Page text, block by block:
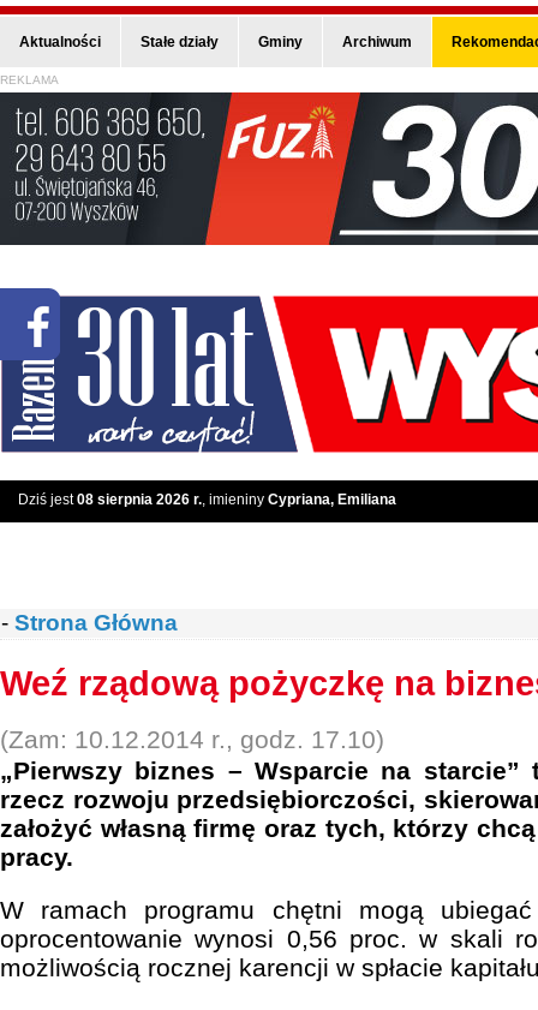
Aktualności Stałe działy Gminy Archiwum
REKLAMA
Dziś jest08 sierpnia 2026 r., imieniny Cypriana, Emiliana
- Strona Główna
Weź rządową pożyczkę na
(Zam: 10.12.2014 r., godz. 17.10)
„Pierwszy biznes – Wsparcie na starcie”
rzecz rozwoju przedsiębiorczości,
założyć własną firmę oraz tych, którzy
pracy.
W ramach programu chętni mogą
oprocentowanie wynosi 0,56 proc. w skali
możliwością rocznej karencji w spłacie